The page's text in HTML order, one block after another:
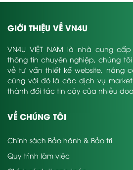
GIỚI THIỆU VỀ VN4U
VN4U VIỆT NAM là nhà cung
thông tin chuyên nghiệp, chúng
về tư vấn thiết kế website, nâng
cùng với đó là các dịch vụ
thành đối tác tin cậy của nhiều
VỀ CHÚNG TÔI
Chính sách Bảo hành & Bảo trì
Quy trình làm việc